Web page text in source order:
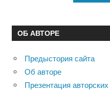
ОБ АВТОРЕ
Предыстория сайта
Об авторе
Презентация